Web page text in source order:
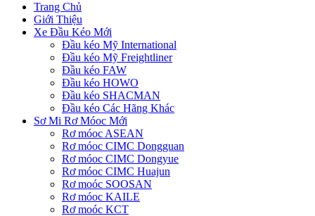
Trang Chủ
Giới Thiệu
Xe Đầu Kéo Mới
Đầu kéo Mỹ International
Đầu kéo Mỹ Freightliner
Đầu kéo FAW
Đầu kéo HOWO
Đầu kéo SHACMAN
Đầu kéo Các Hãng Khác
Sơ Mi Rơ Móoc Mới
Rơ móoc ASEAN
Rơ móoc CIMC Dongguan
Rơ móoc CIMC Dongyue
Rơ móoc CIMC Huajun
Rơ moóc SOOSAN
Rơ móoc KAILE
Rơ moóc KCT